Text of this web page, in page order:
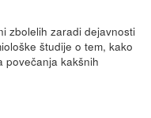
zbolelih zaradi dejavnosti
študije o tem, kako
povečanja kakšnih